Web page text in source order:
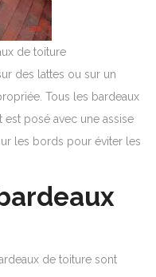
de toiture
des lattes ou sur un
Tous les bardeaux
posé avec une assise
les bords pour éviter les
de toiture sont